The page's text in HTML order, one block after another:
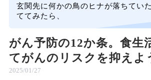
玄関先に何かの鳥のヒナが落ちてい
ててみたら、
がん予防の12か条。食生
てがんのリスクを抑えよ
2025/01/27